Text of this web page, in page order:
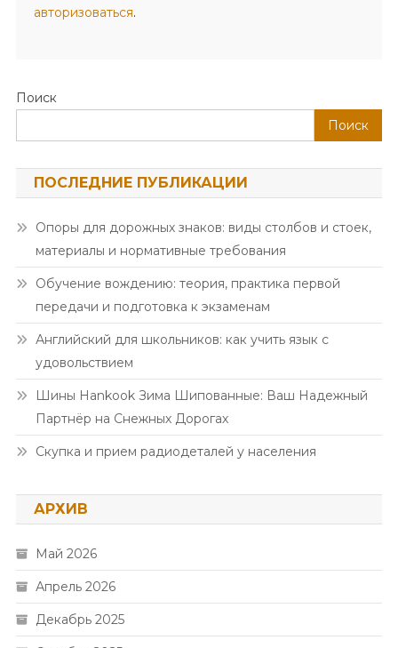
авторизоваться.
Поиск
Поиск
ПОСЛЕДНИЕ ПУБЛИКАЦИИ
Опоры для дорожных знаков: виды столбов и стоек,
материалы и нормативные требования
Обучение вождению: теория, практика первой
передачи и подготовка к экзаменам
Английский для школьников: как учить язык с
удовольствием
Шины Hankook Зима Шипованные: Ваш Надежный
Партнёр на Снежных Дорогах
Скупка и прием радиодеталей у населения
АРХИВ
Май 2026
Апрель 2026
Декабрь 2025